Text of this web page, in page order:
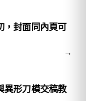
，封面同內頁可
→
異形刀模交稿教